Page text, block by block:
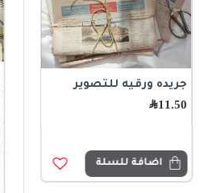
جريده ورقيه للتصوير
11.50﷼
اضافة للسلة
حبل خرز زجاجي مثلج
ديكوري متوفر الحجمين
اضافة للسلة